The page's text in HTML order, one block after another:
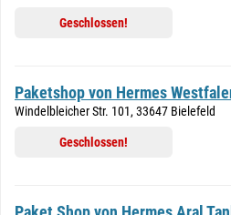
Geschlossen!
Paketshop von Hermes
Windelbleicher Str. 101, 33647 Bielefeld
Geschlossen!